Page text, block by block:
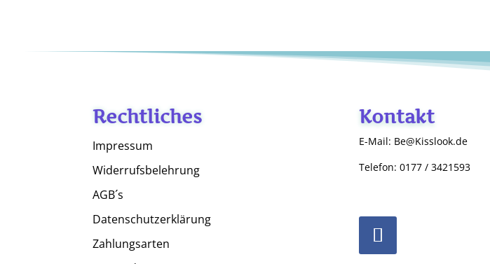
Rechtliches
Impressum
Widerrufsbelehrung
AGB´s
Datenschutzerklärung
Zahlungsarten
Kontakt
E-Mail: Be@Kisslook.de
Telefon: 0177 / 3421593